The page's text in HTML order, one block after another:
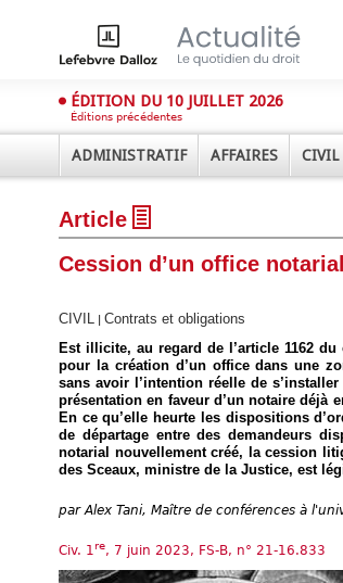
ÉDITION DU 10 JUILLET 2026
Éditions précédentes
ADMINISTRATIF AFFAIRES CIVIL
Article
Cession d’un office
CIVIL Contrats et obligations
Est illicite, au regard de l’article 1162
pour la création d’un office dans une
sans avoir l’intention réelle de
présentation en faveur d’un notaire déjà
En ce qu’elle heurte les dispositions
de départage entre des demandeurs
notarial nouvellement créé, la cession
des Sceaux, ministre de la Justice, est
par Alex Tani, Maître de conférences à
Civ. 1 re, 7 juin 2023, FS-B, n° 21-16.833